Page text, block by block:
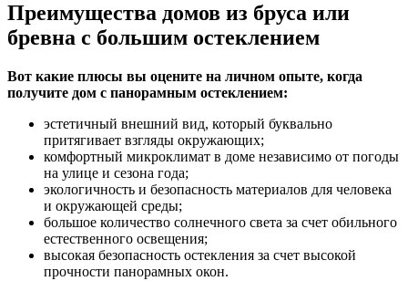
Преимущества домов из бруса или
бревна с большим остеклением
Вот какие плюсы вы оцените на личном опыте, когда
получите дом с панорамным остеклением:
эстетичный внешний вид, который буквально
притягивает взгляды окружающих;
комфортный микроклимат в доме независимо от погоды
на улице и сезона года;
экологичность и безопасность материалов для человека
и окружающей среды;
большое количество солнечного света за счет обильного
естественного освещения;
высокая безопасность остекления за счет высокой
прочности панорамных окон.